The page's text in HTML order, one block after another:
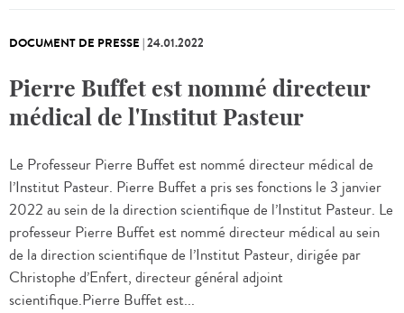
DOCUMENT DE PRESSE |24.01.2022
Pierre Buffet est nommé directeur
médical de l'Institut Pasteur
Le Professeur Pierre Buffet est nommé directeur médical de
l’Institut Pasteur. Pierre Buffet a pris ses fonctions le 3 janvier
2022 au sein de la direction scientifique de l’Institut Pasteur. Le
professeur Pierre Buffet est nommé directeur médical au sein
de la direction scientifique de l’Institut Pasteur, dirigée par
Christophe d’Enfert, directeur général adjoint
scientifique.Pierre Buffet est...